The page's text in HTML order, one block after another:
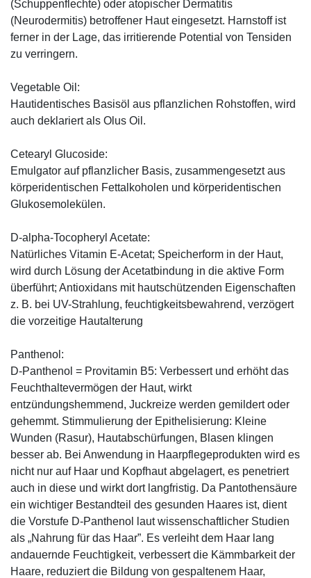
(Schuppenflechte) oder atopischer Dermatitis
(Neurodermitis) betroffener Haut eingesetzt. Harnstoff ist
ferner in der Lage, das irritierende Potential von Tensiden
zu verringern.
Vegetable Oil:
Hautidentisches Basisöl aus pflanzlichen Rohstoffen, wird
auch deklariert als Olus Oil.
Cetearyl Glucoside:
Emulgator auf pflanzlicher Basis, zusammengesetzt aus
körperidentischen Fettalkoholen und körperidentischen
Glukosemolekülen.
D-alpha-Tocopheryl Acetate:
Natürliches Vitamin E-Acetat; Speicherform in der Haut,
wird durch Lösung der Acetatbindung in die aktive Form
überführt; Antioxidans mit hautschützenden Eigenschaften
z. B. bei UV-Strahlung, feuchtigkeitsbewahrend, verzögert
die vorzeitige Hautalterung
Panthenol:
D-Panthenol = Provitamin B5: Verbessert und erhöht das
Feuchthaltevermögen der Haut, wirkt
entzündungshemmend, Juckreize werden gemildert oder
gehemmt. Stimmulierung der Epithelisierung: Kleine
Wunden (Rasur), Hautabschürfungen, Blasen klingen
besser ab. Bei Anwendung in Haarpflegeprodukten wird es
nicht nur auf Haar und Kopfhaut abgelagert, es penetriert
auch in diese und wirkt dort langfristig. Da Pantothensäure
ein wichtiger Bestandteil des gesunden Haares ist, dient
die Vorstufe D-Panthenol laut wissenschaftlicher Studien
als „Nahrung für das Haar”. Es verleiht dem Haar lang
andauernde Feuchtigkeit, verbessert die Kämmbarkeit der
Haare, reduziert die Bildung von gespaltenem Haar,